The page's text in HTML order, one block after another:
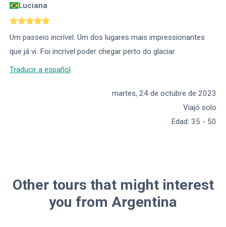
Luciana
Um passeio incrível. Um dos lugares mais impressionantes
que já vi. Foi incrível poder chegar perto do glaciar.
Traducir a español
martes, 24 de octubre de 2023
Viajó solo
Edad: 35 - 50
Other tours that might interest
you from Argentina